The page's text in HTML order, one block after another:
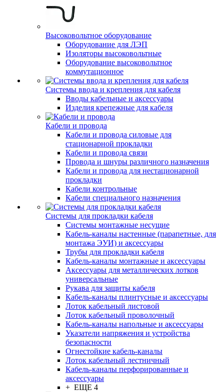
Высоковольтное оборудование
Оборудование для ЛЭП
Изоляторы высоковольтные
Оборудование высоковольтное
коммутационное
Системы ввода и крепления для кабеля
Вводы кабельные и аксессуары
Изделия крепежные для кабеля
Кабели и провода
Кабели и провода силовые для
стационарной прокладки
Кабели и провода связи
Провода и шнуры различного назначения
Кабели и провода для нестационарной
прокладки
Кабели контрольные
Кабели специального назначения
Системы для прокладки кабеля
Системы монтажные несущие
Кабель-каналы настенные (парапетные, для
монтажа ЭУИ) и аксессуары
Трубы для прокладки кабеля
Кабель-каналы монтажные и аксессуары
Аксессуары для металлических лотков
универсальные
Рукава для защиты кабеля
Кабель-каналы плинтусные и аксессуары
Лоток кабельный листовой
Лоток кабельный проволочный
Кабель-каналы напольные и аксессуары
Указатели напряжения и устройства
безопасности
Огнестойкие кабель-каналы
Лоток кабельный лестничный
Кабель-каналы перфорированные и
аксессуары
+ ЕЩЕ 4